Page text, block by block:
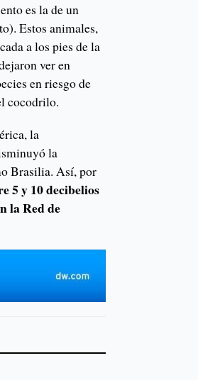
es la de un
Estos animales,
a los pies de la
ver en
en riesgo de
cocodrilo.
la
la
Brasilia. Así, por
5 y 10 decibelios
la Red de